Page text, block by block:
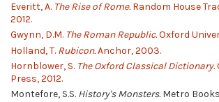
Everitt, A. The Rise of Rome.Random House
2012.
Gwynn, D.M. The Roman Republic.Oxford
Holland, T. Rubicon.Anchor, 2003.
Hornblower, S. The Oxford Classical Dictionary.
Press, 2012.
Montefore, S.S. History's Monsters.Metro